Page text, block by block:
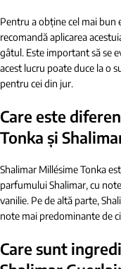
Pentru a obține cel mai bun
recomandă aplicarea
gâtul. Este important să se
acest lucru poate duce la o
pentru cei din jur.
Care este
Tonka și
Shalimar Millésime Tonka
parfumului Shalimar, cu
vanilie. Pe de altă parte,
note mai predominante de
Care sunt